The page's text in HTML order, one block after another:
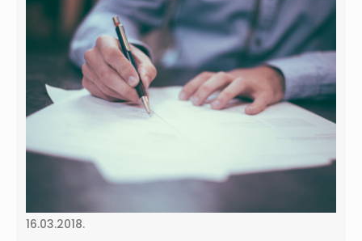
16.03.2018.